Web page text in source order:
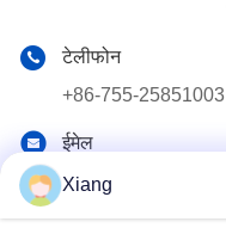
टेलीफोन
+86-755-25851003
ईमेल
info@hypet.com.cn
पता
Xiang